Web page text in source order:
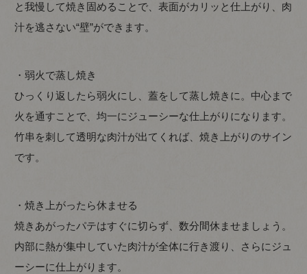
と我慢して焼き固めることで、表面がカリッと仕上がり、肉
汁を逃さない“壁”ができます。
・弱火で蒸し焼き
ひっくり返したら弱火にし、蓋をして蒸し焼きに。中心まで
火を通すことで、均一にジューシーな仕上がりになります。
竹串を刺して透明な肉汁が出てくれば、焼き上がりのサイン
です。
・焼き上がったら休ませる
焼きあがったパテはすぐに切らず、数分間休ませましょう。
内部に熱が集中していた肉汁が全体に行き渡り、さらにジュ
ーシーに仕上がります。